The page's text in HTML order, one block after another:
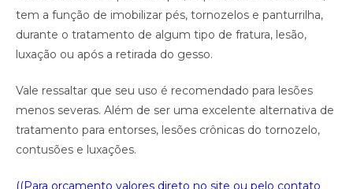
tem a função de imobilizar pés, tornozelos e panturrilha,
durante o tratamento de algum tipo de fratura, lesão,
luxação ou após a retirada do gesso.
Vale ressaltar que seu uso é recomendado para lesões
menos severas. Além de ser uma excelente alternativa de
tratamento para entorses, lesões crônicas do tornozelo,
contusões e luxações.
((Para orçamento valores direto no site ou pelo contato